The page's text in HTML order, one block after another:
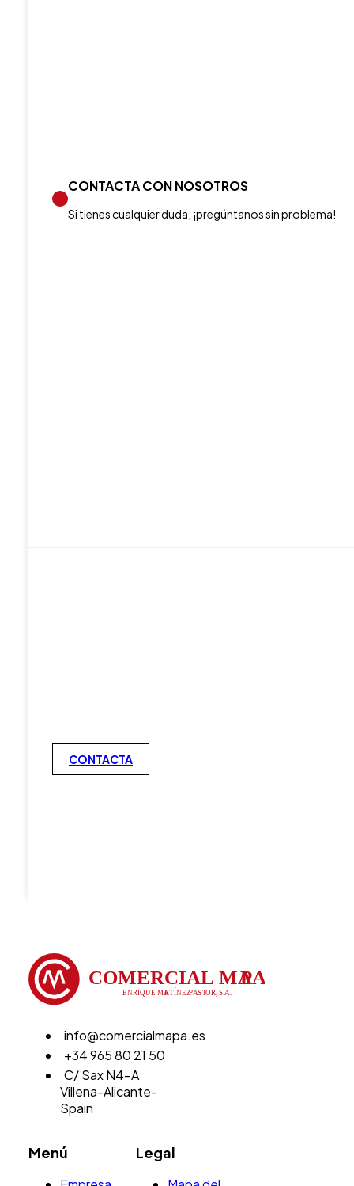
CONTACTA CON NOSOTROS
Si tienes cualquier duda, ¡pregúntanos sin problema!
CONTACTA
info@comercialmapa.es
+34 965 80 21 50
C/ Sax N4-A
Villena-Alicante-
Spain
Menú Legal